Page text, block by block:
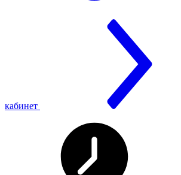
кабинет